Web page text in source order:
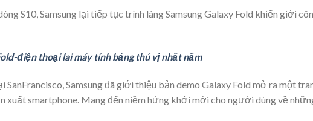
S10, Samsung lại tiếp tục trình làng Samsung Galaxy Fold khiến giới
điện thoại lai máy tính bảng thú vị nhất năm
Samsung đã giới thiệu bản demo Galaxy Fold mở ra một
xuất smartphone. Mang đến niềm hứng khởi mới cho người dùng về